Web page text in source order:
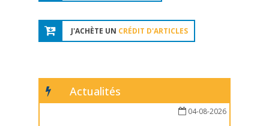
J'ACHÈTE UN CRÉDIT D'ARTICLES
Actualités
04-08-2026